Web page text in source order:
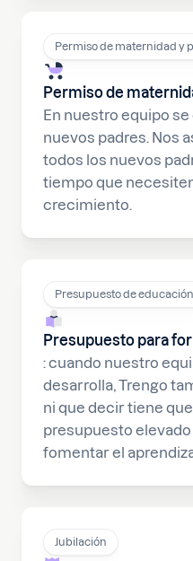
Permiso de maternidad y
Permiso de
En nuestro equipo se
nuevos padres. Nos
todos los nuevos
tiempo que
crecimiento.
Presupuesto de educación
Presupuesto para
: cuando nuestro
desarrolla, Trengo
ni que decir tiene
presupuesto elevado
fomentar el
Jubilación